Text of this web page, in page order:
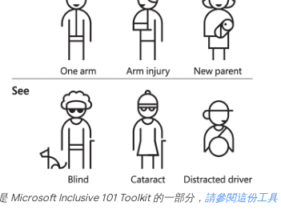
Microsoft Inclusive 101 Toolkit 的一部分，請參閱這份工具